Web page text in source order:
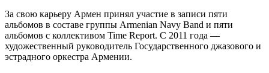
За свою карьеру Армен принял участие в записи пяти
альбомов в составе группы Armenian Navy Band и пяти
альбомов с коллективом Time Report. С 2011 года —
художественный руководитель Государственного джазового и
эстрадного оркестра Армении.